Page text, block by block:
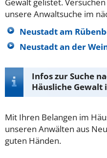
unsere Anwaltsuche im
Neustadt am
Neustadt an der
Infos zur Suche
Häusliche
Mit Ihren Belangen im
unseren Anwälten aus
guten Händen.